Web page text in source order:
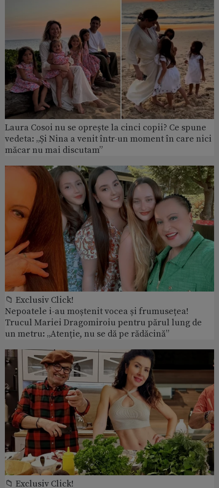
Laura Cosoi nu se oprește la cinci copii? Ce spune
vedeta: „Și Nina a venit într-un moment în care nici
măcar nu mai discutam”
📁 Exclusiv Click!
Nepoatele i-au moștenit vocea și frumusețea!
Trucul Mariei Dragomiroiu pentru părul lung de
un metru: „Atenție, nu se dă pe rădăcină”
📁 Exclusiv Click!